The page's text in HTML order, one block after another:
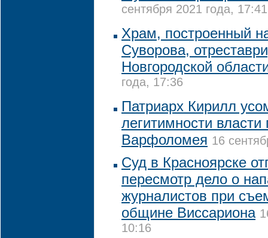
сентября 2021 года, 17:41
Храм, построенный
Суворова,
Новгородской
года, 17:36
Патриарх Кирилл
легитимности власти
Варфоломея 16
Суд в Красноярске
пересмотр дело о
журналистов при
общине Виссариона
10:16